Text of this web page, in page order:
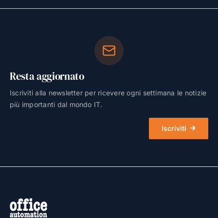
Resta aggiornato
Iscriviti alla newsletter per ricevere ogni settimana le notizie
più importanti dal mondo IT.
Iscriviti